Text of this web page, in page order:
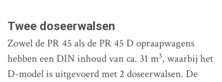
Twee doseerwalsen
Zowel de PR 45 als de PR 45 D opraapwagens
hebben een DIN inhoud van ca. 31 m3, waarbij het
D-model is uitgevoerd met 2 doseerwalsen. De